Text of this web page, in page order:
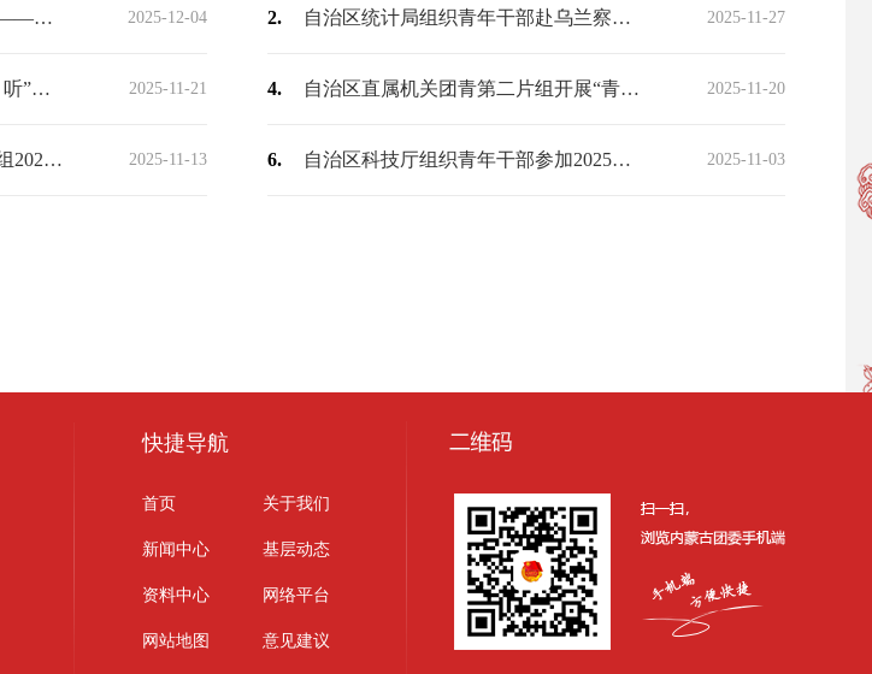
2025-12-04
深学细悟强本领青春担当践使命——自治区机关事务管理局青年理论学习小组开展专题学习 2025-11-27
2. 自治区统计局组织青年干部赴乌兰察布市、呼和浩特市开展“以数为基”调研实践活动
2025-11-21
自治区直属机关团工委开展“青・听”谈心交流活动 2025-11-20
4. 自治区直属机关团青第二片组开展“青春向党·深学笃行”主题团日活动
2025-11-13
自治区残联召开青年理论学习小组2025年第3次集体学习研讨 2025-11-03
6. 自治区科技厅组织青年干部参加2025年“青年科学家百城行”走进内蒙古活动
快捷导航
首页 关于我们
新闻中心 基层动态
资料中心 网络平台
网站地图 意见建议